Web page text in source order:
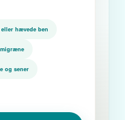
eller hævede ben
og sener